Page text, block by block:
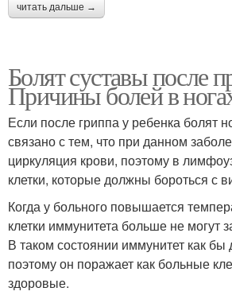
читать дальше →
Болят суставы после
Причины болей в
Если после гриппа у ребенка болят
связано с тем, что при данном
циркуляция крови, поэтому в
клетки, которые должны бороться с
Когда у больного повышается
клетки иммунитета больше не могут
В таком состоянии иммунитет как
поэтому он поражает как больные
здоровые.